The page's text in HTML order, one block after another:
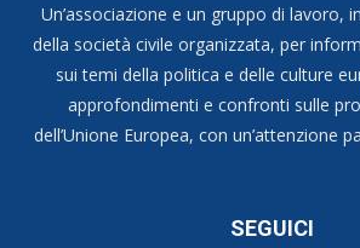
Un’associazione e un gruppo di lavoro,
della società civile organizzata, per
sui temi della politica e delle culture
approfondimenti e confronti sulle
dell’Unione Europea, con un’attenzione
SEGUICI